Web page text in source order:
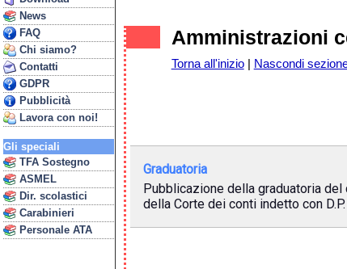
News
FAQ
Chi siamo?
Contatti
GDPR
Pubblicità
Lavora con noi!
Gli speciali
TFA Sostegno
ASMEL
Dir. scolastici
Carabinieri
Personale ATA
Amministrazioni
Torna all'inizio| Nascondi
Graduatoria
Pubblicazione della graduatoria
della Corte dei conti indetto con